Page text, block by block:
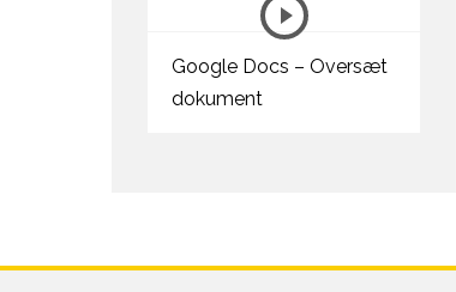
Google Docs – Oversæt
dokument